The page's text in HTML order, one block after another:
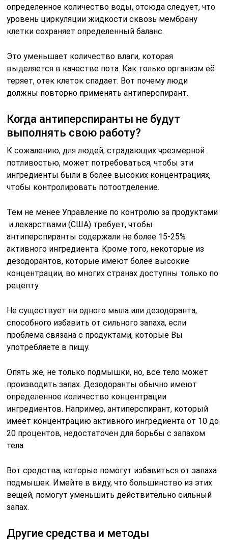
определенное количество воды, отсюда следует, что
уровень циркуляции жидкости сквозь мембрану
клетки сохраняет определенный баланс.
Это уменьшает количество влаги, которая
выделяется в качестве пота. Как только организм её
теряет, отек клеток спадает. Вот почему люди
должны повторно применять антиперспирант.
Когда антиперспиранты не будут
выполнять свою работу?
К сожалению, для людей, страдающих чрезмерной
потливостью, может потребоваться, чтобы эти
ингредиенты были в более высоких концентрациях,
чтобы контролировать потоотделение.
Тем не менее Управление по контролю за продуктами
и лекарствами (США) требует, чтобы
антиперспиранты содержали не более 15-25%
активного ингредиента. Кроме того, некоторые из
дезодорантов, которые имеют более высокие
концентрации, во многих странах доступны только по
рецепту.
Не существует ни одного мыла или дезодоранта,
способного избавить от сильного запаха, если
проблема связана с продуктами, которые Вы
употребляете в пищу.
Опять же, не только подмышки, но, все тело может
производить запах. Дезодоранты обычно имеют
определенное количество концентрации
ингредиентов. Например, антиперспирант, который
имеет концентрацию активного ингредиента от 10 до
20 процентов, недостаточен для борьбы с запахом
тела.
Вот средства, которые помогут избавиться от запаха
подмышек. Имейте в виду, что большинство из этих
вещей, помогут уменьшить действительно сильный
запах.
Другие средства и методы